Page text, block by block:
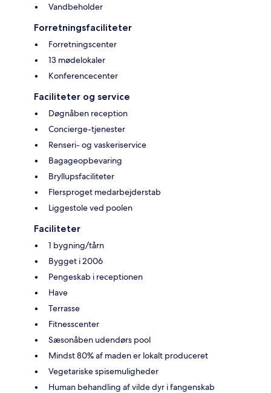
Vandbeholder
Forretningsfaciliteter
Forretningscenter
13 mødelokaler
Konferencecenter
Faciliteter og service
Døgnåben reception
Concierge-tjenester
Renseri- og vaskeriservice
Bagageopbevaring
Bryllupsfaciliteter
Flersproget medarbejderstab
Liggestole ved poolen
Faciliteter
1 bygning/tårn
Bygget i 2006
Pengeskab i receptionen
Have
Terrasse
Fitnesscenter
Sæsonåben udendørs pool
Mindst 80% af maden er lokalt produceret
Vegetariske spisemuligheder
Human behandling af vilde dyr i fangenskab